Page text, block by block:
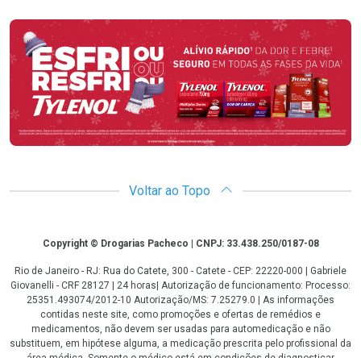
Promoção em Destaque
Voltar ao Topo
CopyrightCopyright © Drogarias Pacheco | CNPJ: 33.438.250/0187-08
Rio de Janeiro - RJ: Rua do Catete, 300 - Catete - CEP: 22220-000 | Gabriele
Giovanelli - CRF 28127 | 24 horas| Autorização de funcionamento: Processo:
25351.493074/2012-10 Autorização/MS: 7.25279.0 | As informações
contidas neste site, como promoções e ofertas de remédios e
medicamentos, não devem ser usadas para automedicação e não
substituem, em hipótese alguma, a medicação prescrita pelo profissional da